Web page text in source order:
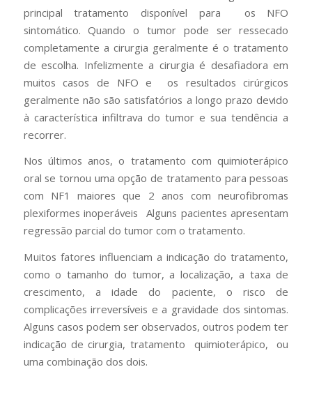
principal tratamento disponível para os NFO
sintomático. Quando o tumor pode ser ressecado
completamente a cirurgia geralmente é o tratamento
de escolha. Infelizmente a cirurgia é desafiadora em
muitos casos de NFO e os resultados cirúrgicos
geralmente não são satisfatórios a longo prazo devido
à característica infiltrava do tumor e sua tendência a
recorrer.
Nos últimos anos, o tratamento com quimioterápico
oral se tornou uma opção de tratamento para pessoas
com NF1 maiores que 2 anos com neurofibromas
plexiformes inoperáveis Alguns pacientes apresentam
regressão parcial do tumor com o tratamento.
Muitos fatores influenciam a indicação do tratamento,
como o tamanho do tumor, a localização, a taxa de
crescimento, a idade do paciente, o risco de
complicações irreversíveis e a gravidade dos sintomas.
Alguns casos podem ser observados, outros podem ter
indicação de cirurgia, tratamento quimioterápico, ou
uma combinação dos dois.